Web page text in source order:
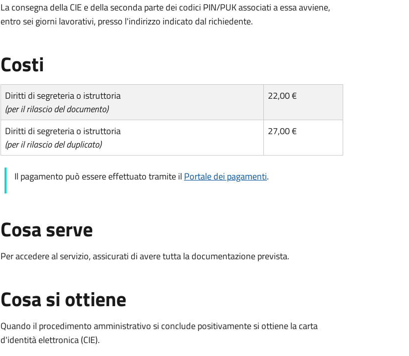
La consegna della CIE e della seconda parte dei codici PIN/PUK associati a essa avviene,
entro sei giorni lavorativi, presso l'indirizzo indicato dal richiedente.
Costi
Diritti di segreteria o istruttoria
(per il rilascio del documento)
22,00 €
Diritti di segreteria o istruttoria
(per il rilascio del duplicato)
27,00 €
Il pagamento può essere effettuato tramite il Portale dei pagamenti.
Cosa serve
Per accedere al servizio, assicurati di avere tutta la documentazione prevista.
Cosa si ottiene
Quando il procedimento amministrativo si conclude positivamente si ottiene la carta
d'identità elettronica (CIE).